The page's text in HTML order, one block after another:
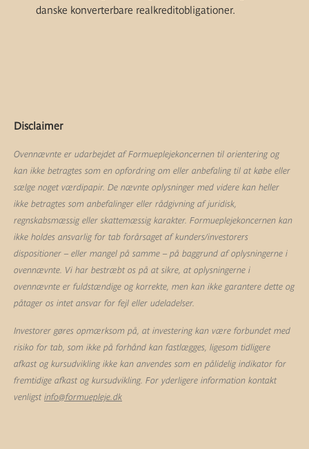
danske konverterbare realkreditobligationer.
Disclaimer
Ovennævnte er udarbejdet af Formueplejekoncernen til orientering og
kan ikke betragtes som en opfordring om eller anbefaling til at købe eller
sælge noget værdipapir. De nævnte oplysninger med videre kan heller
ikke betragtes som anbefalinger eller rådgivning af juridisk,
regnskabsmæssig eller skattemæssig karakter. Formueplejekoncernen kan
ikke holdes ansvarlig for tab forårsaget af kunders/investorers
dispositioner – eller mangel på samme – på baggrund af oplysningerne i
ovennævnte. Vi har bestræbt os på at sikre, at oplysningerne i
ovennævnte er fuldstændige og korrekte, men kan ikke garantere dette og
påtager os intet ansvar for fejl eller udeladelser.
Investorer gøres opmærksom på, at investering kan være forbundet med
risiko for tab, som ikke på forhånd kan fastlægges, ligesom tidligere
afkast og kursudvikling ikke kan anvendes som en pålidelig indikator for
fremtidige afkast og kursudvikling. For yderligere information kontakt
venligst info@formuepleje.dk